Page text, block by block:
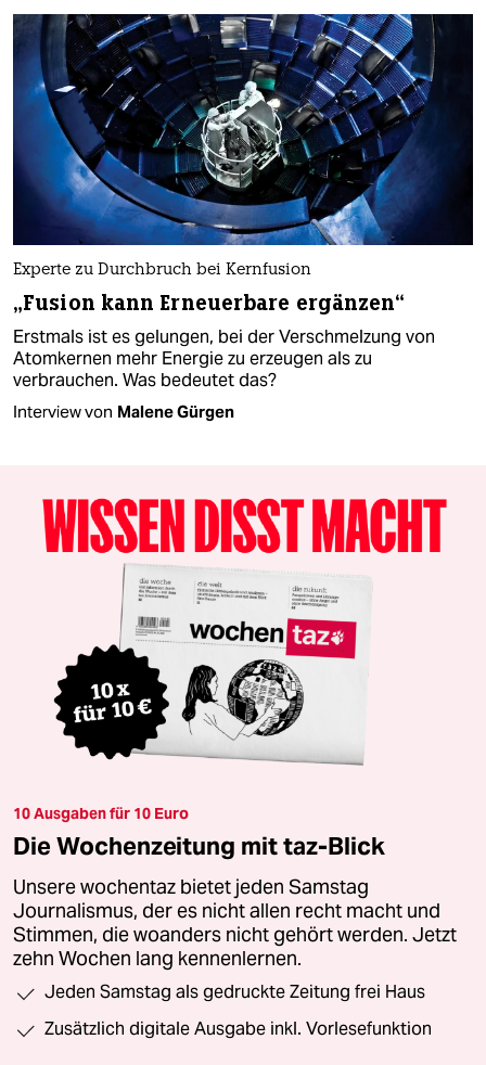
Experte zu Durchbruch bei Kernfusion
„Fusion kann Erneuerbare ergänzen“
Erstmals ist es gelungen, bei der Verschmelzung von
Atomkernen mehr Energie zu erzeugen als zu
verbrauchen. Was bedeutet das?
Interview von Malene Gürgen
10 Ausgaben für 10 Euro
Die Wochenzeitung mit taz-Blick
Unsere wochentaz bietet jeden Samstag
Journalismus, der es nicht allen recht macht und
Stimmen, die woanders nicht gehört werden. Jetzt
zehn Wochen lang kennenlernen.
Jeden Samstag als gedruckte Zeitung frei Haus
Zusätzlich digitale Ausgabe inkl. Vorlesefunktion